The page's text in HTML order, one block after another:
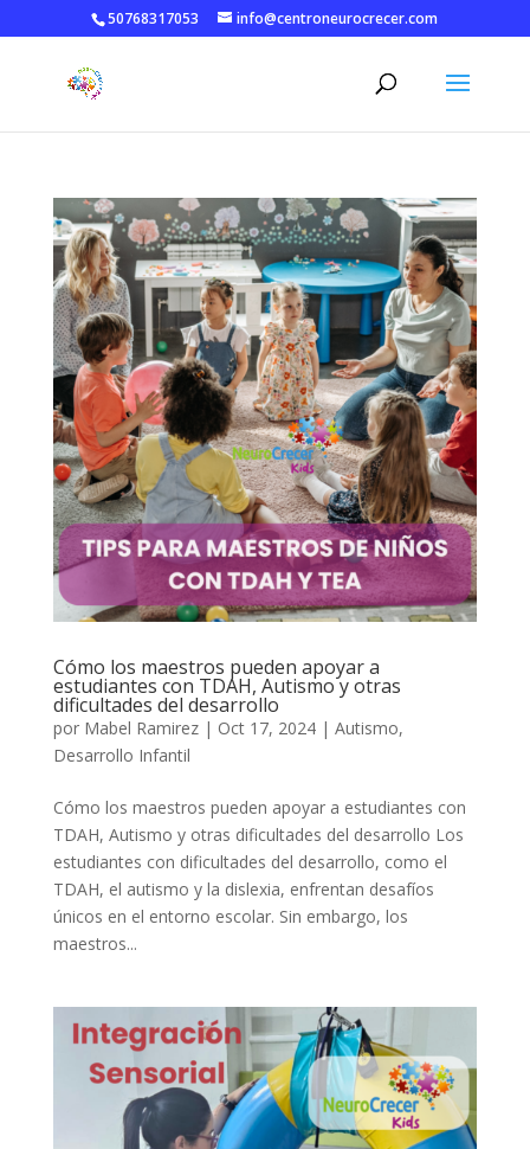
50768317053 info@centroneurocrecer.com
Cómo los maestros pueden apoyar a
estudiantes con TDAH, Autismo y otras
dificultades del desarrollo
por Mabel Ramirez| Oct 17, 2024| Autismo,
Desarrollo Infantil
Cómo los maestros pueden apoyar a estudiantes con
TDAH, Autismo y otras dificultades del desarrollo Los
estudiantes con dificultades del desarrollo, como el
TDAH, el autismo y la dislexia, enfrentan desafíos
únicos en el entorno escolar. Sin embargo, los
maestros...